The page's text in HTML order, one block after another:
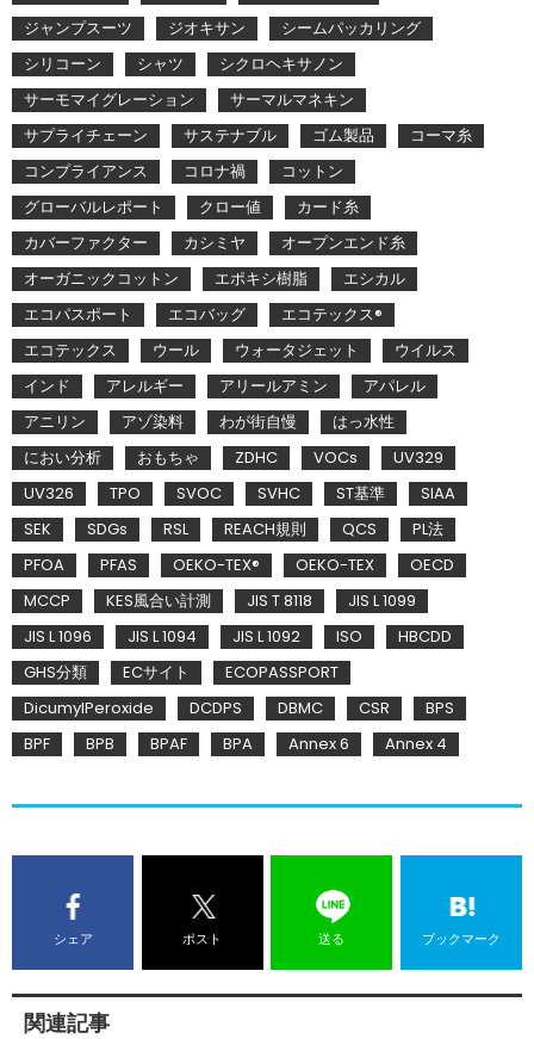
ジャンプスーツ
ジオキサン
シームパッカリング
シリコーン
シャツ
シクロヘキサノン
サーモマイグレーション
サーマルマネキン
サプライチェーン
サステナブル ゴム製品
コーマ糸
コンプライアンス
コロナ禍
コットン
グローバルレポート
クロー値
カード糸
カバーファクター
カシミヤ
オープンエンド糸
オーガニックコットン
エポキシ樹脂
エシカル
エコパスポート
エコバッグ
エコテックス®
エコテックス
ウール ウォータジェット
ウイルス
インド
アレルギー アリールアミン
アパレル
アニリン
アゾ染料 わが街自慢
はっ水性
におい分析
おもちゃ ZDHC VOCs
UV329
UV326
TPO SVOC SVHC ST基準
SIAA
SEK
SDGs RSL REACH規則 QCS
PL法
PFOA
PFAS OEKO-TEX® OEKO-TEX
OECD
MCCP
KES風合い計測 JIS T 8118
JIS L 1099
JIS L 1096
JIS L 1094 JIS L 1092 ISO
HBCDD
GHS分類
ECサイト
ECOPASSPORT
DicumylPeroxide
DCDPS DBMC CSR
BPS
BPF
BPB BPAF BPA Annex 6 Annex 4
シェア ポスト 送る ブックマーク
関連記事